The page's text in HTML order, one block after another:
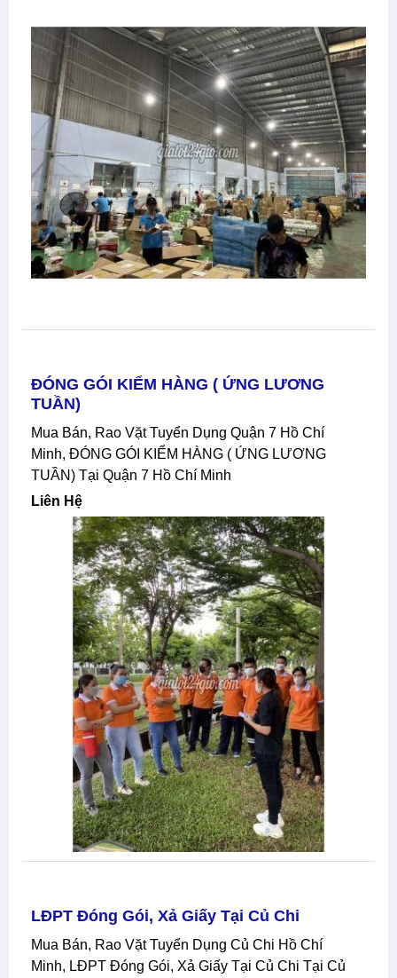
ĐÓNG GÓI KIỂM HÀNG ( ỨNG LƯƠNG
TUẦN)
Mua Bán, Rao Vặt Tuyển Dụng Quận 7 Hồ Chí
Minh, ĐÓNG GÓI KIỂM HÀNG ( ỨNG LƯƠNG
TUẦN) Tại Quận 7 Hồ Chí Minh
Liên Hệ
LĐPT Đóng Gói, Xả Giấy Tại Củ Chi
Mua Bán, Rao Vặt Tuyển Dụng Củ Chi Hồ Chí
Minh, LĐPT Đóng Gói, Xả Giấy Tại Củ Chi Tại Củ